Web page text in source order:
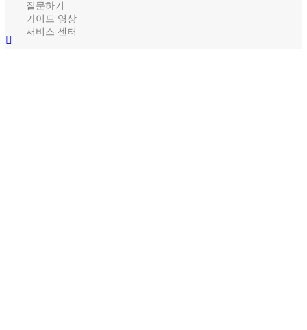
질문하기
가이드 영상
서비스 센터